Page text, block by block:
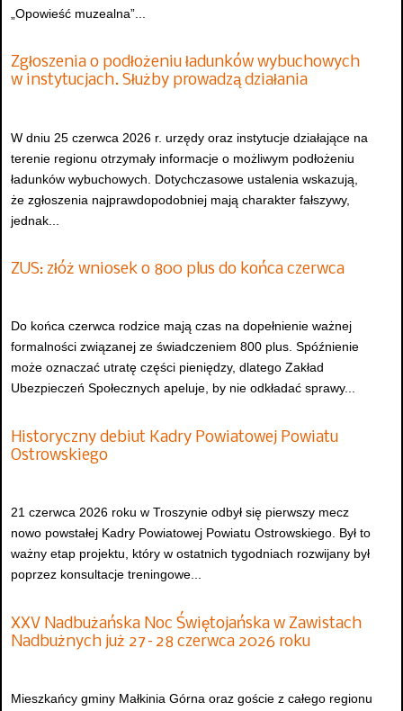
„Opowieść muzealna”...
Zgłoszenia o podłożeniu ładunków wybuchowych
w instytucjach. Służby prowadzą działania
W dniu 25 czerwca 2026 r. urzędy oraz instytucje działające na
terenie regionu otrzymały informacje o możliwym podłożeniu
ładunków wybuchowych. Dotychczasowe ustalenia wskazują,
że zgłoszenia najprawdopodobniej mają charakter fałszywy,
jednak...
ZUS: złóż wniosek o 800 plus do końca czerwca
Do końca czerwca rodzice mają czas na dopełnienie ważnej
formalności związanej ze świadczeniem 800 plus. Spóźnienie
może oznaczać utratę części pieniędzy, dlatego Zakład
Ubezpieczeń Społecznych apeluje, by nie odkładać sprawy...
Historyczny debiut Kadry Powiatowej Powiatu
Ostrowskiego
21 czerwca 2026 roku w Troszynie odbył się pierwszy mecz
nowo powstałej Kadry Powiatowej Powiatu Ostrowskiego. Był to
ważny etap projektu, który w ostatnich tygodniach rozwijany był
poprzez konsultacje treningowe...
XXV Nadbużańska Noc Świętojańska w Zawistach
Nadbużnych już 27–28 czerwca 2026 roku
Mieszkańcy gminy Małkinia Górna oraz goście z całego regionu